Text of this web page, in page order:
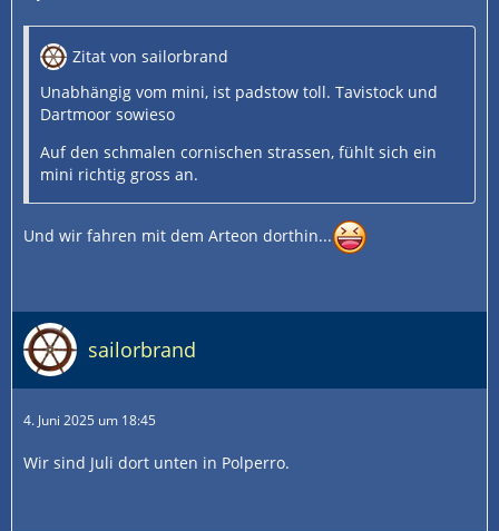
Zitat von sailorbrand
Unabhängig vom mini, ist padstow toll. Tavistock und
Dartmoor sowieso
Auf den schmalen cornischen strassen, fühlt sich ein
mini richtig gross an.
Und wir fahren mit dem Arteon dorthin...
sailorbrand
4. Juni 2025 um 18:45
Wir sind Juli dort unten in Polperro.